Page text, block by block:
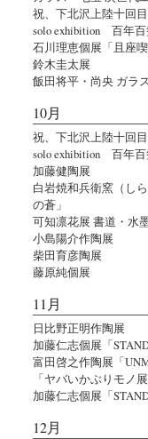
祝、下北沢上陸十回
solo exhibition 百年
石川理恵個展「且座喫
鈴木圭太展
飯田将平・尚央 ガラ
10月
祝、下北沢上陸十回
solo exhibition 百年
加藤健陶展
白岩焼和兵衛窯（し
の蒼」
可知凛花展 書道・水
小島陽介作陶展
柴田育彦陶展
藤原純個展
11月
日比野正明作陶展
加藤仁志個展「
富田啓之作陶展「
「ヤバいかぶりモノ
加藤仁志個展「
12月